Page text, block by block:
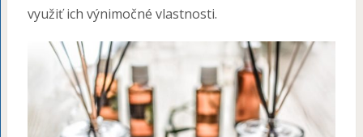
využiť ich výnimočné vlastnosti.